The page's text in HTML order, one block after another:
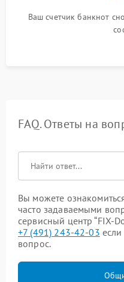
Ваш счетчик банкнот
FAQ. Ответы на
Вы можете
часто задаваемыми
сервисный центр “FIX-
+7 (491) 243-42-03
вопрос.